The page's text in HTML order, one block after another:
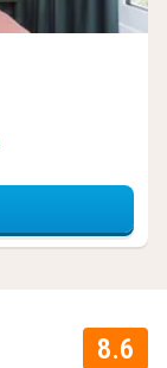
8.6